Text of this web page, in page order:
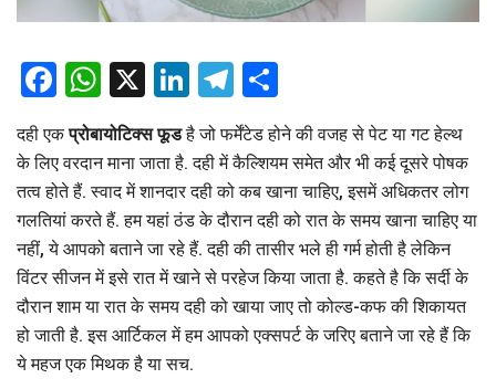
Facebook
WhatsApp
X LinkedIn
Telegram
दही एकप्रोबायोटिक्स फूडहै जो फर्मेंटेड होने की वजह से पेट या गट हेल्थ
के लिए वरदान माना जाता है. दही में कैल्शियम समेत और भी कई दूसरे पोषक
तत्व होते हैं. स्वाद में शानदार दही को कब खाना चाहिए, इसमें अधिकतर लोग
गलतियां करते हैं. हम यहां ठंड के दौरान दही को रात के समय खाना चाहिए या
नहीं, ये आपको बताने जा रहे हैं. दही की तासीर भले ही गर्म होती है लेकिन
विंटर सीजन में इसे रात में खाने से परहेज किया जाता है. कहते है कि सर्दी के
दौरान शाम या रात के समय दही को खाया जाए तो कोल्ड-कफ की शिकायत
हो जाती है. इस आर्टिकल में हम आपको एक्सपर्ट के जरिए बताने जा रहे हैं कि
ये महज एक मिथक है या सच.